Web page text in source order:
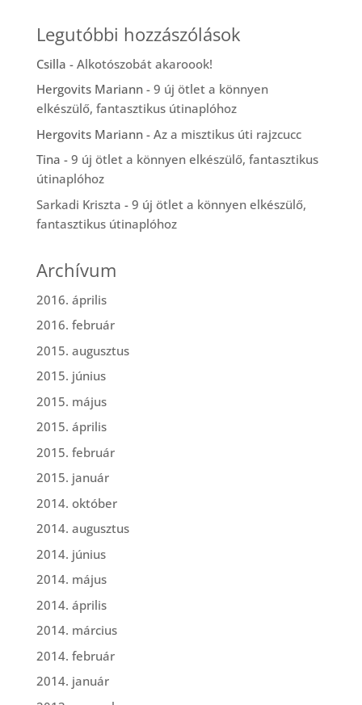
Legutóbbi hozzászólások
Csilla - Alkotószobát akaroook!
Hergovits Mariann- 9 új ötlet a könnyen
elkészülő, fantasztikus útinaplóhoz
Hergovits Mariann- Az a misztikus úti rajzcucc
Tina - 9 új ötlet a könnyen elkészülő, fantasztikus
útinaplóhoz
Sarkadi Kriszta - 9 új ötlet a könnyen elkészülő,
fantasztikus útinaplóhoz
Archívum
2016. április
2016. február
2015. augusztus
2015. június
2015. május
2015. április
2015. február
2015. január
2014. október
2014. augusztus
2014. június
2014. május
2014. április
2014. március
2014. február
2014. január